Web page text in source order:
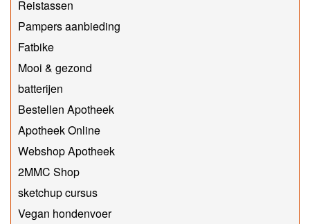
Reistassen
Pampers aanbieding
Fatbike
Mooi & gezond
batterijen
Bestellen Apotheek
Apotheek Online
Webshop Apotheek
2MMC Shop
sketchup cursus
Vegan hondenvoer